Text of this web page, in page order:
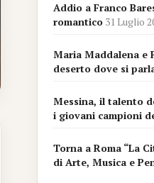
Addio a Franco
romantico 31 Luglio
Maria Maddalena e
deserto dove si
Messina, il talento
i giovani campioni
Torna a Roma “La
di Arte, Musica e